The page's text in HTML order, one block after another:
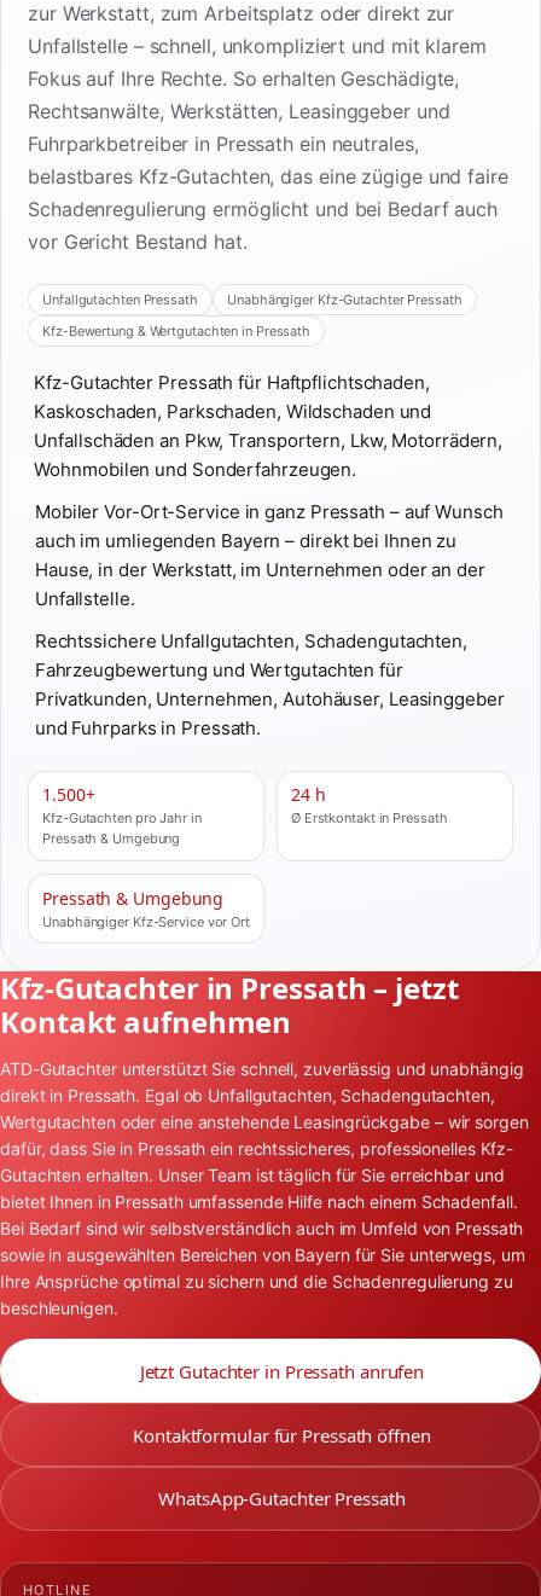
zur Werkstatt, zum Arbeitsplatz oder direkt zur
Unfallstelle – schnell, unkompliziert und mit klarem
Fokus auf Ihre Rechte. So erhalten Geschädigte,
Rechtsanwälte, Werkstätten, Leasinggeber und
Fuhrparkbetreiber in Pressath ein neutrales,
belastbares Kfz-Gutachten, das eine zügige und faire
Schadenregulierung ermöglicht und bei Bedarf auch
vor Gericht Bestand hat.
Unfallgutachten Pressath
Unabhängiger Kfz-Gutachter Pressath
Kfz-Bewertung & Wertgutachten in Pressath
Kfz-Gutachter Pressath für Haftpflichtschaden,
Kaskoschaden, Parkschaden, Wildschaden und
Unfallschäden an Pkw, Transportern, Lkw, Motorrädern,
Wohnmobilen und Sonderfahrzeugen.
Mobiler Vor-Ort-Service in ganz Pressath – auf Wunsch
auch im umliegenden Bayern – direkt bei Ihnen zu
Hause, in der Werkstatt, im Unternehmen oder an der
Unfallstelle.
Rechtssichere Unfallgutachten, Schadengutachten,
Fahrzeugbewertung und Wertgutachten für
Privatkunden, Unternehmen, Autohäuser, Leasinggeber
und Fuhrparks in Pressath.
1.500+
Kfz-Gutachten pro Jahr in
Pressath & Umgebung
24 h
Ø Erstkontakt in Pressath
Pressath & Umgebung
Unabhängiger Kfz-Service vor Ort
Kfz-Gutachter in Pressath – jetzt
Kontakt aufnehmen
ATD-Gutachter unterstützt Sie schnell, zuverlässig und unabhängig
direkt in Pressath. Egal ob Unfallgutachten, Schadengutachten,
Wertgutachten oder eine anstehende Leasingrückgabe – wir sorgen
dafür, dass Sie in Pressath ein rechtssicheres, professionelles Kfz-
Gutachten erhalten. Unser Team ist täglich für Sie erreichbar und
bietet Ihnen in Pressath umfassende Hilfe nach einem Schadenfall.
Bei Bedarf sind wir selbstverständlich auch im Umfeld von Pressath
sowie in ausgewählten Bereichen von Bayern für Sie unterwegs, um
Ihre Ansprüche optimal zu sichern und die Schadenregulierung zu
beschleunigen.
Jetzt Gutachter in Pressath anrufen
Kontaktformular für Pressath öffnen
WhatsApp-Gutachter Pressath
HOTLINE